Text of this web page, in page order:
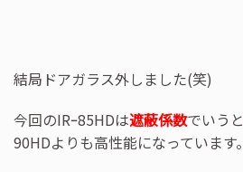
結局ドアガラス外しました(笑)
今回のIRｰ85HDは遮蔽係数でいうと
90HDよりも高性能になっています。